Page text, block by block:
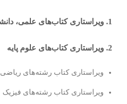
1. ویراستاری کتاب‌های علمی، دانشگاهی و تخصصی
2. ویراستاری کتاب‌های علوم پایه
ویراستاری کتاب رشته‌های ریاضی
ویراستاری کتاب رشته‌های فیزیک